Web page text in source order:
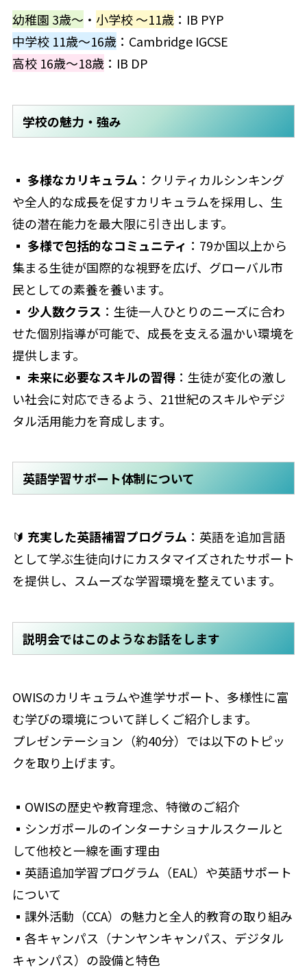
幼稚園 3歳～ ・ 小学校 ～11歳：IB PYP
中学校 11歳～16歳：Cambridge IGCSE
高校 16歳～18歳：IB DP
学校の魅力・強み
▪ 多様なカリキュラム ：クリティカルシンキング
や全人的な成長を促すカリキュラムを採用し、生
徒の潜在能力を最大限に引き出します。
▪ 多様で包括的なコミュニティ ：79か国以上から
集まる生徒が国際的な視野を広げ、グローバル市
民としての素養を養います。
▪ 少人数クラス ：生徒一人ひとりのニーズに合わ
せた個別指導が可能で、成長を支える温かい環境を
提供します。
▪ 未来に必要なスキルの習得：生徒が変化の激し
い社会に対応できるよう、21世紀のスキルやデジ
タル活用能力を育成します。
英語学習サポート体制について
🔰 充実した英語補習プログラム ：英語を追加言語
として学ぶ生徒向けにカスタマイズされたサポート
を提供し、スムーズな学習環境を整えています。
説明会ではこのようなお話をします
OWISのカリキュラムや進学サポート、多様性に富
む学びの環境について詳しくご紹介します。
プレゼンテーション（約40分）では以下のトピッ
クを取り上げます。
▪OWISの歴史や教育理念、特徴のご紹介
▪シンガポールのインターナショナルスクールと
して他校と一線を画す理由
▪英語追加学習プログラム（EAL）や英語サポート
について
▪課外活動（CCA）の魅力と全人的教育の取り組み
▪各キャンパス（ナンヤンキャンパス、デジタル
キャンパス）の設備と特色